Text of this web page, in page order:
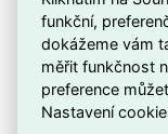
Světelný tok
dostatečné
Maximální
plném výkonu.
funkční,
dokážeme vám
měřit funkčnost
preference
Nastavení